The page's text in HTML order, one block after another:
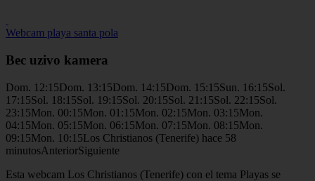
Webcam playa santa pola
Bec uzivo kamera
Dom. 12:15Dom. 13:15Dom. 14:15Dom. 15:15Sun. 16:15Sol.
17:15Sol. 18:15Sol. 19:15Sol. 20:15Sol. 21:15Sol. 22:15Sol.
23:15Mon. 00:15Mon. 01:15Mon. 02:15Mon. 03:15Mon.
04:15Mon. 05:15Mon. 06:15Mon. 07:15Mon. 08:15Mon.
09:15Mon. 10:15Los Christianos (Tenerife) hace 58
minutosAnteriorSiguiente
Esta webcam Los Christianos (Tenerife) con el tema Playas se